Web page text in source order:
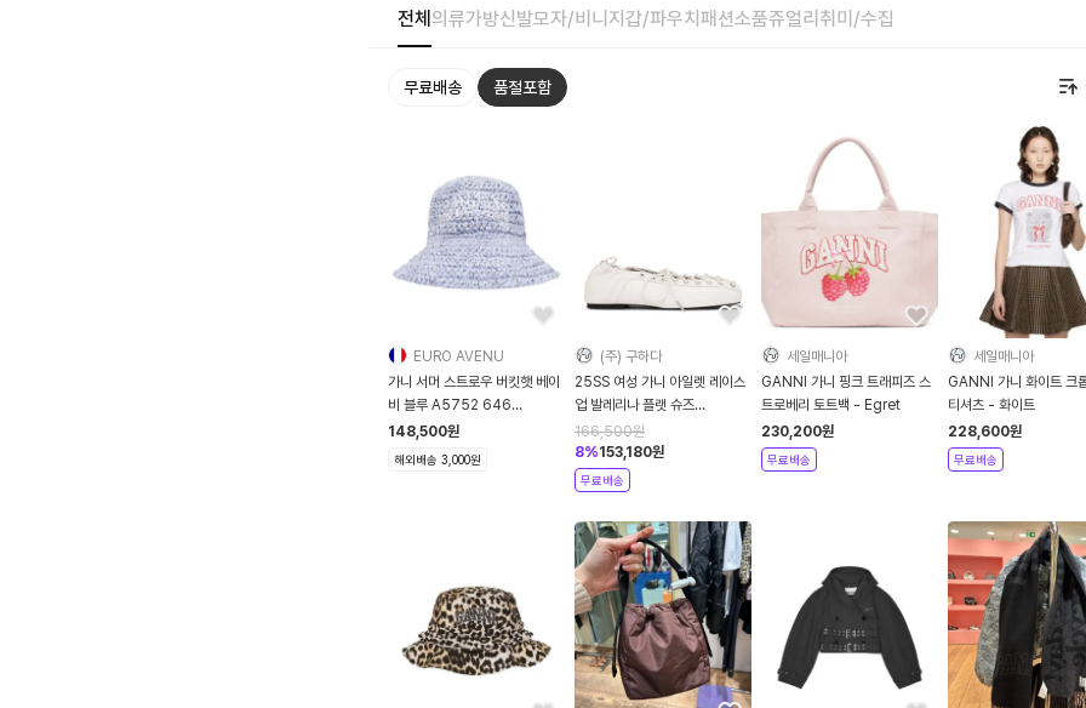
전체 의류가방신발모자/비니 지갑/파우치 패션소품쥬얼리 취미/수집
무료배송 품절포함
EURO AVENU
가니 서머 스트로우 버킷햇 베이
비 블루 A5752 646
A5752-646
148,500원
해외배송 3,000원
(주) 구하다
25SS 여성 가니 아일렛 레이스
업 발레리나 플랫 슈즈
S2962135 DOM
166,500원
8%153,180원
무료배송
세일매니아
GANNI 가니 핑크 트래피즈 스
트로베리 토트백 - Egret
230,200원
무료배송
세일매니아
GANNI 가니 화이트 크
티셔츠 - 화이트
228,600원
무료배송